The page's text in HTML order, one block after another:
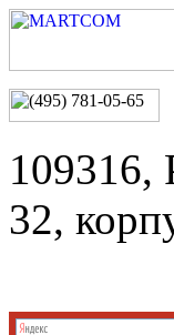
109316,
32,